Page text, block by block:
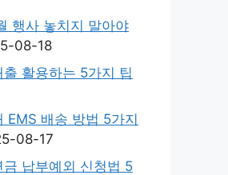
행사 놓치지 말아야
08-18
출 활용하는 5가지 팁
EMS 배송 방법 5가지
08-17
금 납부예외 신청법 5